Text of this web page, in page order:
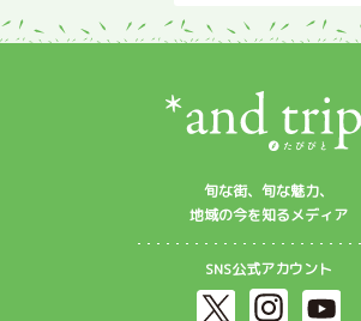
旬な街、旬な魅力、
地域の今を知るメディア
SNS公式アカウント